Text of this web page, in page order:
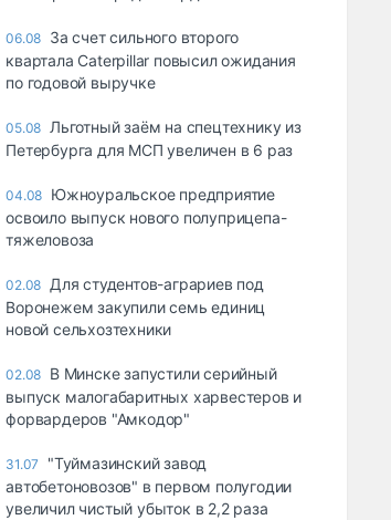
06.08 За счет сильного второго
квартала Caterpillar повысил ожидания
по годовой выручке
05.08 Льготный заём на спецтехнику из
Петербурга для МСП увеличен в 6 раз
04.08 Южноуральское предприятие
освоило выпуск нового полуприцепа-
тяжеловоза
02.08 Для студентов-аграриев под
Воронежем закупили семь единиц
новой сельхозтехники
02.08 В Минске запустили серийный
выпуск малогабаритных харвестеров и
форвардеров "Амкодор"
31.07
"Туймазинский завод
автобетоновозов" в первом полугодии
увеличил чистый убыток в 2,2 раза